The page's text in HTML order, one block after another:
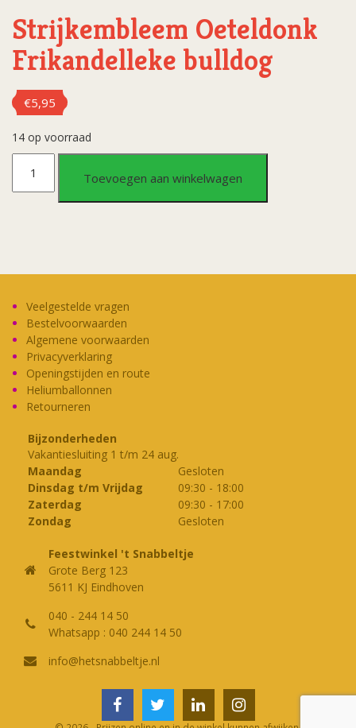
Strijkembleem Oeteldonk
Frikandelleke bulldog
€5,95
14 op voorraad
Strijkembleem
Oeteldonk
bulldog
aantal
Toevoegen aan winkelwagen
Veelgestelde vragen
Bestelvoorwaarden
Algemene voorwaarden
Privacyverklaring
Openingstijden en route
Heliumballonnen
Retourneren
Bijzonderheden
Vakantiesluiting 1 t/m 24 aug.
Maandag
Gesloten
Dinsdag t/m Vrijdag
09:30 - 18:00
Zaterdag
09:30 - 17:00
Zondag
Gesloten
Feestwinkel 't Snabbeltje
Grote Berg 123
5611 KJ Eindhoven
040 - 244 14 50
Whatsapp : 040 244 14 50
info@hetsnabbeltje.nl